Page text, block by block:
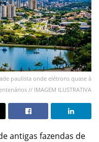
paulista onde elétrons quase à
// IMAGEM ILUSTRATIVA
antigas fazendas de